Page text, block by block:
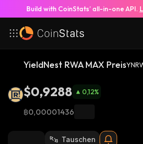
Build with CoinStats’ all-in-one API.
YieldNest RWA MAX Preis
$0,9288 0,12%
฿0,00001436
Tauschen